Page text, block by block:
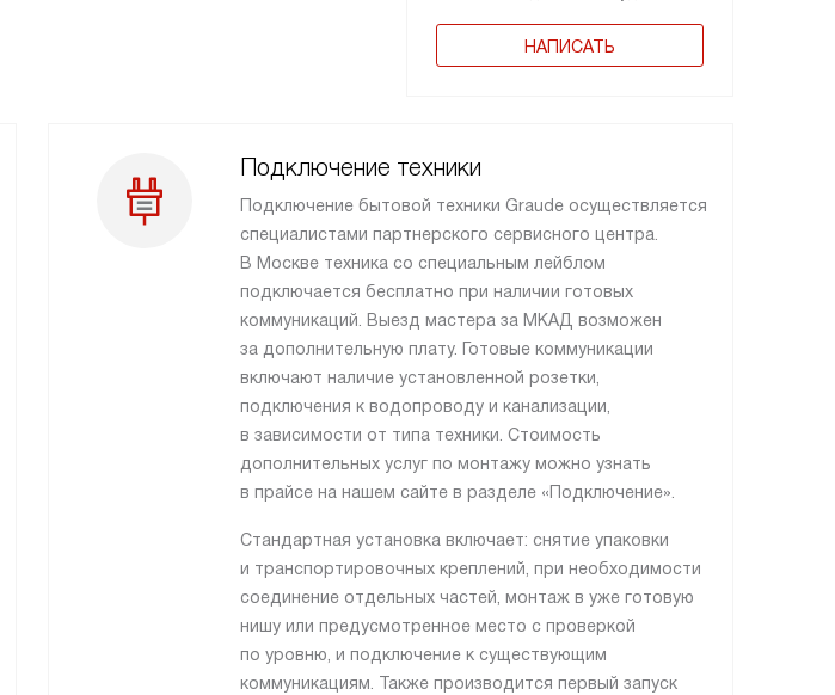
НАПИСАТЬ
Подключение техники
Подключение бытовой техники Graude осуществляется
специалистами партнерского сервисного центра.
В Москве техника со специальным лейблом
подключается бесплатно при наличии готовых
коммуникаций. Выезд мастера за МКАД возможен
за дополнительную плату. Готовые коммуникации
включают наличие установленной розетки,
подключения к водопроводу и канализации,
в зависимости от типа техники. Стоимость
дополнительных услуг по монтажу можно узнать
в прайсе на нашем сайте в разделе «Подключение».
Стандартная установка включает: снятие упаковки
и транспортировочных креплений, при необходимости
соединение отдельных частей, монтаж в уже готовую
нишу или предусмотренное место с проверкой
по уровню, и подключение к существующим
коммуникациям. Также производится первый запуск